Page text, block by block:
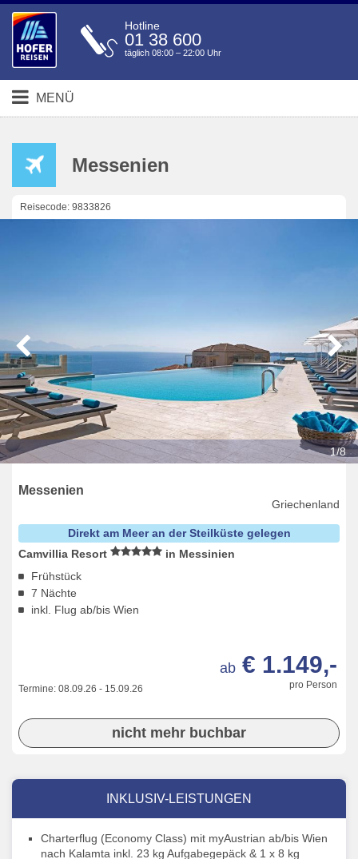
Hotline
01 38 600
täglich 08:00 – 22:00 Uhr
MENÜ
Messenien
Reisecode: 9833826
1/8
Messenien
Griechenland
Direkt am Meer an der Steilküste gelegen
Camvillia Resort
in Messinien
Frühstück
7 Nächte
inkl. Flug ab/bis Wien
Termine: 08.09.26 - 15.09.26 pro Person
ab € 1.149,-
nicht mehr buchbar
INKLUSIV-LEISTUNGEN
Charterflug (Economy Class) mit myAustrian ab/bis Wien
nach Kalamta inkl. 23 kg Aufgabegepäck & 1 x 8 kg